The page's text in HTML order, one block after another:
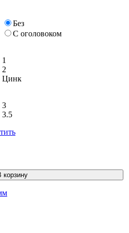
Без
С
1
2
Цинк
3
3.5
корзину